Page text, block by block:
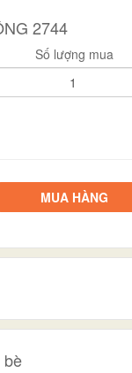
2744
Số lượng mua
MUA HÀNG
bè